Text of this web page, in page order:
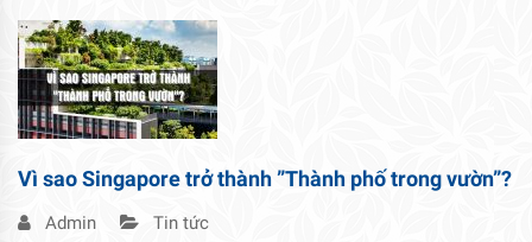
Vì sao Singapore trở thành ”Thành phố trong vườn”?
Admin Tin tức